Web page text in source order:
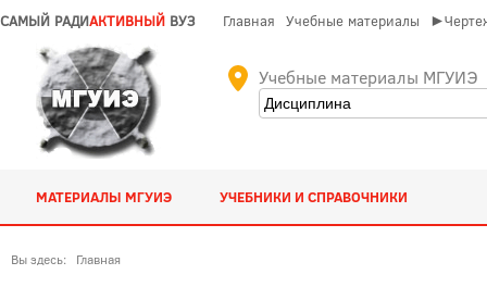
САМЫЙ РАДИАКТИВНЫЙ ВУЗ Главная Учебные материалы
Учебные материалы МГУИЭ
МАТЕРИАЛЫ МГУИЭ УЧЕБНИКИ И СПРАВОЧНИКИ
Вы здесь: Главная